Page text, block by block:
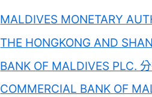
MALDIVES MONETARY
THE HONGKONG AND
BANK OF MALDIVES PLC.
COMMERCIAL BANK OF